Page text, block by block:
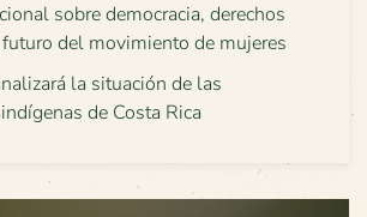
sobre democracia, derechos
del movimiento de mujeres
la situación de las
de Costa Rica